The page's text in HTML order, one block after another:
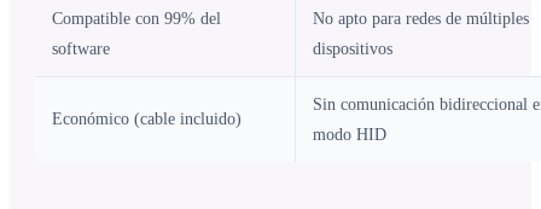
Compatible con 99% del
software
No apto para redes de múltiples
dispositivos
Económico (cable incluido)
Sin comunicación bidireccional
modo HID